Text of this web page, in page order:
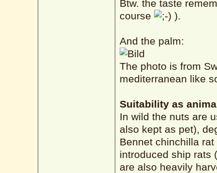
Btw. the taste
course
).
And the palm:
The photo is from
mediterranean like
Suitability as
In wild the nuts are
also kept as pet),
Bennet chinchilla
introduced ship rats
are also heavily